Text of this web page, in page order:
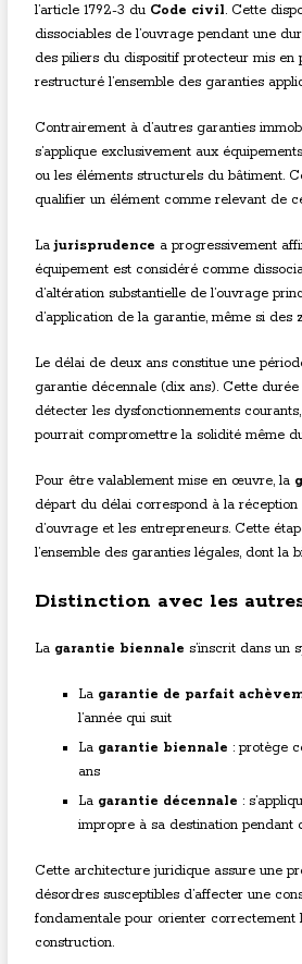
l’article 1792-3 du Code civil. Cette
dissociables de l’ouvrage pendant une
des piliers du dispositif protecteur mis en
restructuré l’ensemble des garanties
Contrairement à d’autres garanties
s’applique exclusivement aux
ou les éléments structurels du bâtiment.
qualifier un élément comme relevant de
Lajurisprudence a progressivement
équipement est considéré comme
d’altération substantielle de l’ouvrage
d’application de la garantie, même si des
Le délai de deux ans constitue une
garantie décennale (dix ans). Cette
détecter les dysfonctionnements
pourrait compromettre la solidité même
Pour être valablement mise en œuvre, la
départ du délai correspond à la
d’ouvrage et les entrepreneurs. Cette
l’ensemble des garanties légales, dont la
Distinction avec les
La garantie biennale s’inscrit dans un
La garantie de parfait
l’année qui suit
La garantie biennale : protège
ans
La garantie décennale :
impropre à sa destination pendant
Cette architecture juridique assure une
désordres susceptibles d’affecter une
fondamentale pour orienter
construction.